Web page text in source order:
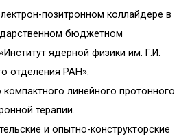
позитронном коллайдере в
бюджетном
ядерной физики им. Г.И.
отделения РАН».
компактного линейного протонного
терапии.
и опытно-конструкторские